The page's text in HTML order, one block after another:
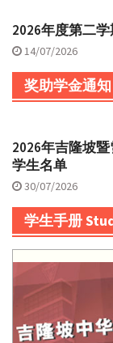
2026年度第二
14/07/2026
奖助学金通知
2026年吉隆坡
学生名单
30/07/2026
学生手册